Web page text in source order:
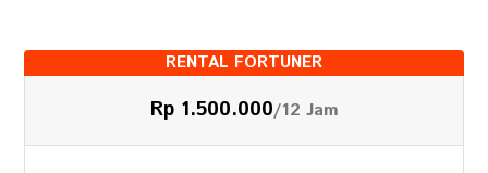
RENTAL FORTUNER
Rp 1.500.000/12 Jam